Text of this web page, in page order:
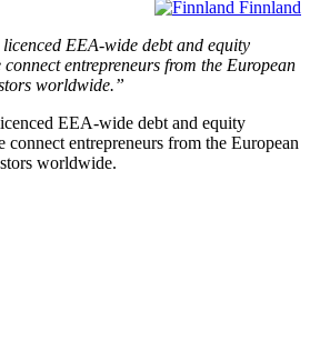
Finnland
EEA-wide debt and equity
entrepreneurs from the European
worldwide.”
EEA-wide debt and equity
entrepreneurs from the European
worldwide.